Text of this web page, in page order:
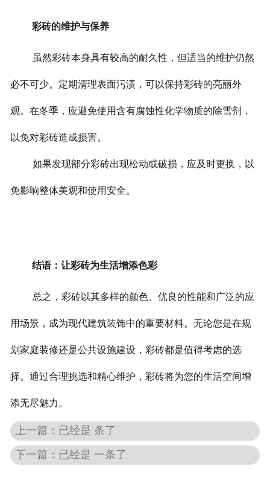
彩砖的维护与保养
虽然彩砖本身具有较高的耐久性，但适当的维护仍然
必不可少。定期清理表面污渍，可以保持彩砖的亮丽外
观。在冬季，应避免使用含有腐蚀性化学物质的除雪剂，
以免对彩砖造成损害。
如果发现部分彩砖出现松动或破损，应及时更换，以
免影响整体美观和使用安全。
结语：让彩砖为生活增添色彩
总之，彩砖以其多样的颜色、优良的性能和广泛的应
用场景，成为现代建筑装饰中的重要材料。无论您是在规
划家庭装修还是公共设施建设，彩砖都是值得考虑的选
择。通过合理挑选和精心维护，彩砖将为您的生活空间增
添无尽魅力。
上一篇：已经是 条了
下一篇：已经是 一条了